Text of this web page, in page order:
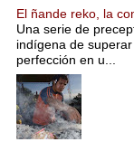
El ñande reko, la
Una serie de
indígena de
perfección en u...